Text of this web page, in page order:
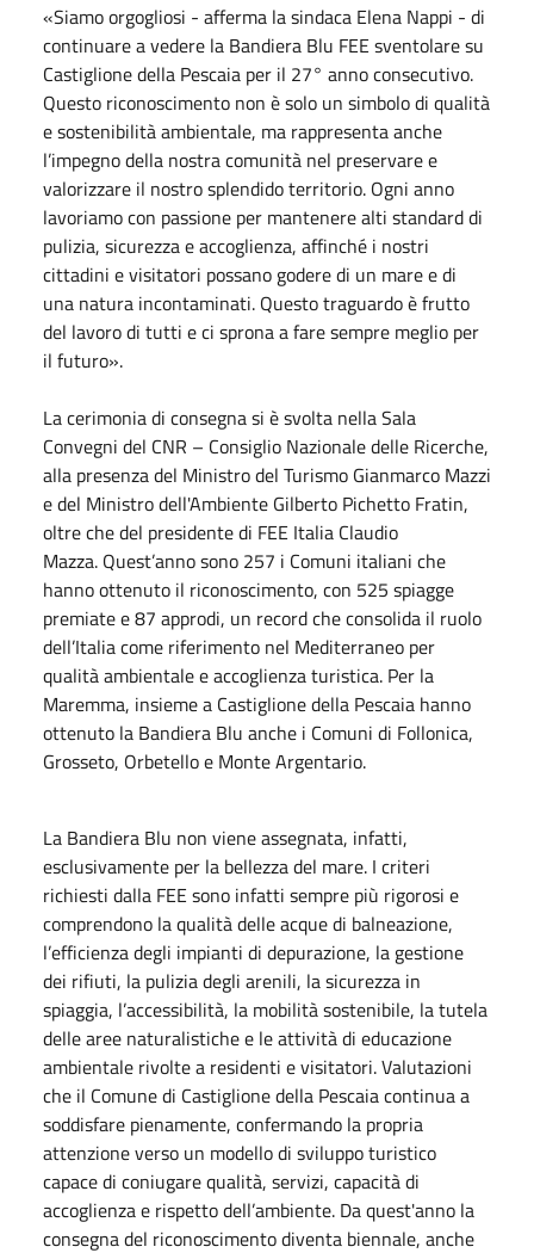
«Siamo orgogliosi - afferma la sindaca Elena Nappi - di
continuare a vedere la Bandiera Blu FEE sventolare su
Castiglione della Pescaia per il 27° anno consecutivo.
Questo riconoscimento non è solo un simbolo di qualità
e sostenibilità ambientale, ma rappresenta anche
l’impegno della nostra comunità nel preservare e
valorizzare il nostro splendido territorio. Ogni anno
lavoriamo con passione per mantenere alti standard di
pulizia, sicurezza e accoglienza, affinché i nostri
cittadini e visitatori possano godere di un mare e di
una natura incontaminati. Questo traguardo è frutto
del lavoro di tutti e ci sprona a fare sempre meglio per
il futuro».
La cerimonia di consegna si è svolta nella Sala
Convegni del CNR – Consiglio Nazionale delle Ricerche,
alla presenza del Ministro del Turismo Gianmarco Mazzi
e del Ministro dell'Ambiente Gilberto Pichetto Fratin,
oltre che del presidente di FEE Italia Claudio
Mazza. Quest’anno sono 257 i Comuni italiani che
hanno ottenuto il riconoscimento, con 525 spiagge
premiate e 87 approdi, un record che consolida il ruolo
dell’Italia come riferimento nel Mediterraneo per
qualità ambientale e accoglienza turistica. Per la
Maremma, insieme a Castiglione della Pescaia hanno
ottenuto la Bandiera Blu anche i Comuni di Follonica,
Grosseto, Orbetello e Monte Argentario.
La Bandiera Blu non viene assegnata, infatti,
esclusivamente per la bellezza del mare. I criteri
richiesti dalla FEE sono infatti sempre più rigorosi e
comprendono la qualità delle acque di balneazione,
l’efficienza degli impianti di depurazione, la gestione
dei rifiuti, la pulizia degli arenili, la sicurezza in
spiaggia, l’accessibilità, la mobilità sostenibile, la tutela
delle aree naturalistiche e le attività di educazione
ambientale rivolte a residenti e visitatori. Valutazioni
che il Comune di Castiglione della Pescaia continua a
soddisfare pienamente, confermando la propria
attenzione verso un modello di sviluppo turistico
capace di coniugare qualità, servizi, capacità di
accoglienza e rispetto dell’ambiente. Da quest'anno la
consegna del riconoscimento diventa biennale, anche